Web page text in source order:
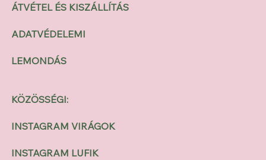
ÁTVÉTEL ÉS KISZÁLLÍTÁS
ADATVÉDELEMI
LEMONDÁS
KÖZÖSSÉGI:
INSTAGRAM VIRÁGOK
INSTAGRAM LUFIK